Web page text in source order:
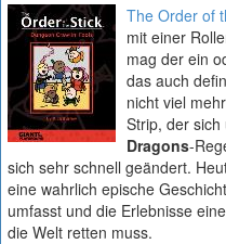
The Order of
mit einer
mag der ein
das auch
nicht viel
Strip, der
Dragons-
sich sehr schnell geändert.
eine wahrlich epische
umfasst und die Erlebnisse
die Welt retten muss.